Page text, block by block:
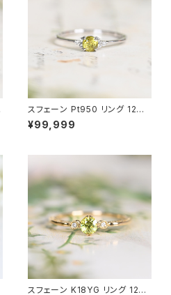
スフェーン Pt950 リング 12号
（GH1145）
¥99,999
スフェーン K18YG リング 12号